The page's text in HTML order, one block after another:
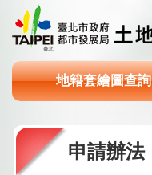
地籍套繪圖查詢
申請辦法